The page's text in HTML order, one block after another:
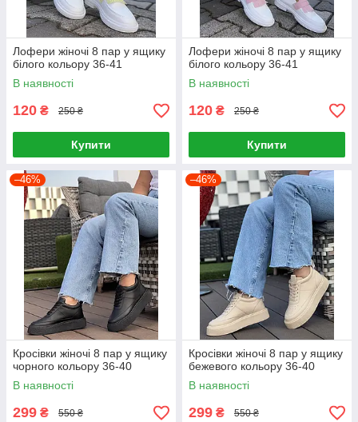
Лофери жіночі 8 пар у ящику
білого кольору 36-41
В наявності
120 ₴ 250 ₴
Купити
Лофери жіночі 8 пар у ящику
білого кольору 36-41
В наявності
120 ₴ 250 ₴
Купити
–46%
Кросівки жіночі 8 пар у ящику
чорного кольору 36-40
В наявності
299 ₴ 550 ₴
–46%
Кросівки жіночі 8 пар у ящику
бежевого кольору 36-40
В наявності
299 ₴ 550 ₴